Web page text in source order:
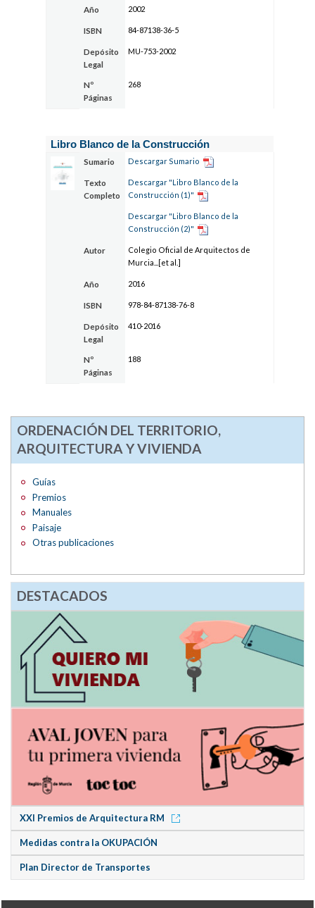
Año 2002
ISBN 84-87138-36-5
Depósito
Legal
MU-753-2002
Nº
Páginas
268
Libro Blanco de la Construcción
Sumario Descargar Sumario
Texto
Completo
Descargar "Libro Blanco de la
Construcción (1)"
Descargar "Libro Blanco de la
Construcción (2)"
Autor
Colegio Oficial de Arquitectos de
Murcia...[et al.]
Año 2016
ISBN 978-84-87138-76-8
Depósito
Legal
410-2016
Nº
Páginas
188
ORDENACIÓN DEL TERRITORIO,
ARQUITECTURA Y VIVIENDA
Guías
Premios
Manuales
Paisaje
Otras publicaciones
DESTACADOS
XXI Premios de Arquitectura RM
Medidas contra la OKUPACIÓN
Plan Director de Transportes